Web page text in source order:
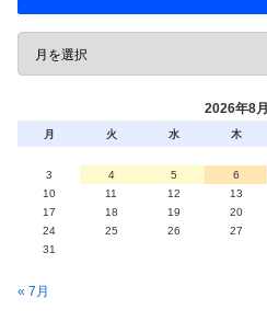
2026年8月
月 火 水 木
3
4 5 6
10
11 12 13
17
18 19 20
24
25 26 27
31
« 7月